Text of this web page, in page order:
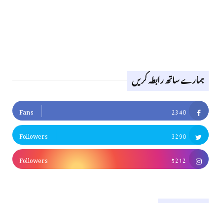
ہمارے ساتھ رابطہ کریں
2340
Fans
3290
Followers
5212
Followers